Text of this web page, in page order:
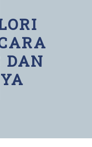
DAN